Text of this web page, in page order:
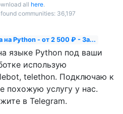
all here.
communities: 36,197
на Python - от 2 500 ₽ - За...
языке Python под ваши
использую
telethon. Подключаю к
похожую услугу у нас.
в Telegram.